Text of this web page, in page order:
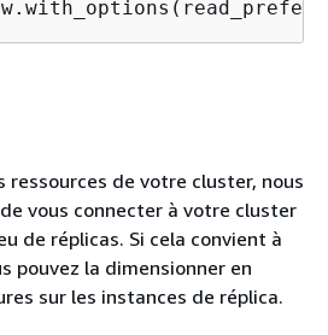
ressources de votre cluster, nous
vous connecter à votre cluster
de réplicas. Si cela convient à
pouvez la dimensionner en
sur les instances de réplica.